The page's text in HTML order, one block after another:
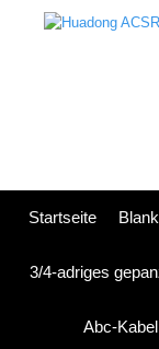
Startseite
3/4-adriges
Abc-Kabel